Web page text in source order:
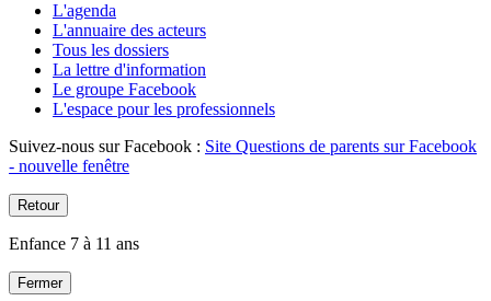
L'agenda
L'annuaire des acteurs
Tous les dossiers
La lettre d'information
Le groupe Facebook
L'espace pour les professionnels
Suivez-nous sur Facebook : Site Questions de parents sur Facebook
- nouvelle fenêtre
Retour
Enfance 7 à 11 ans
Fermer